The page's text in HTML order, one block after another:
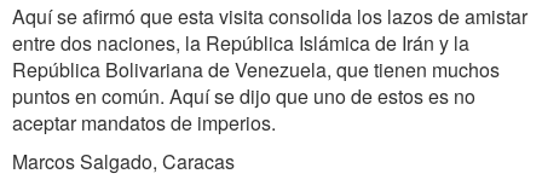
Aquí se afirmó que esta visita consolida los lazos de amistar
entre dos naciones, la República Islámica de Irán y la
República Bolivariana de Venezuela, que tienen muchos
puntos en común. Aquí se dijo que uno de estos es no
aceptar mandatos de imperios.
Marcos Salgado, Caracas